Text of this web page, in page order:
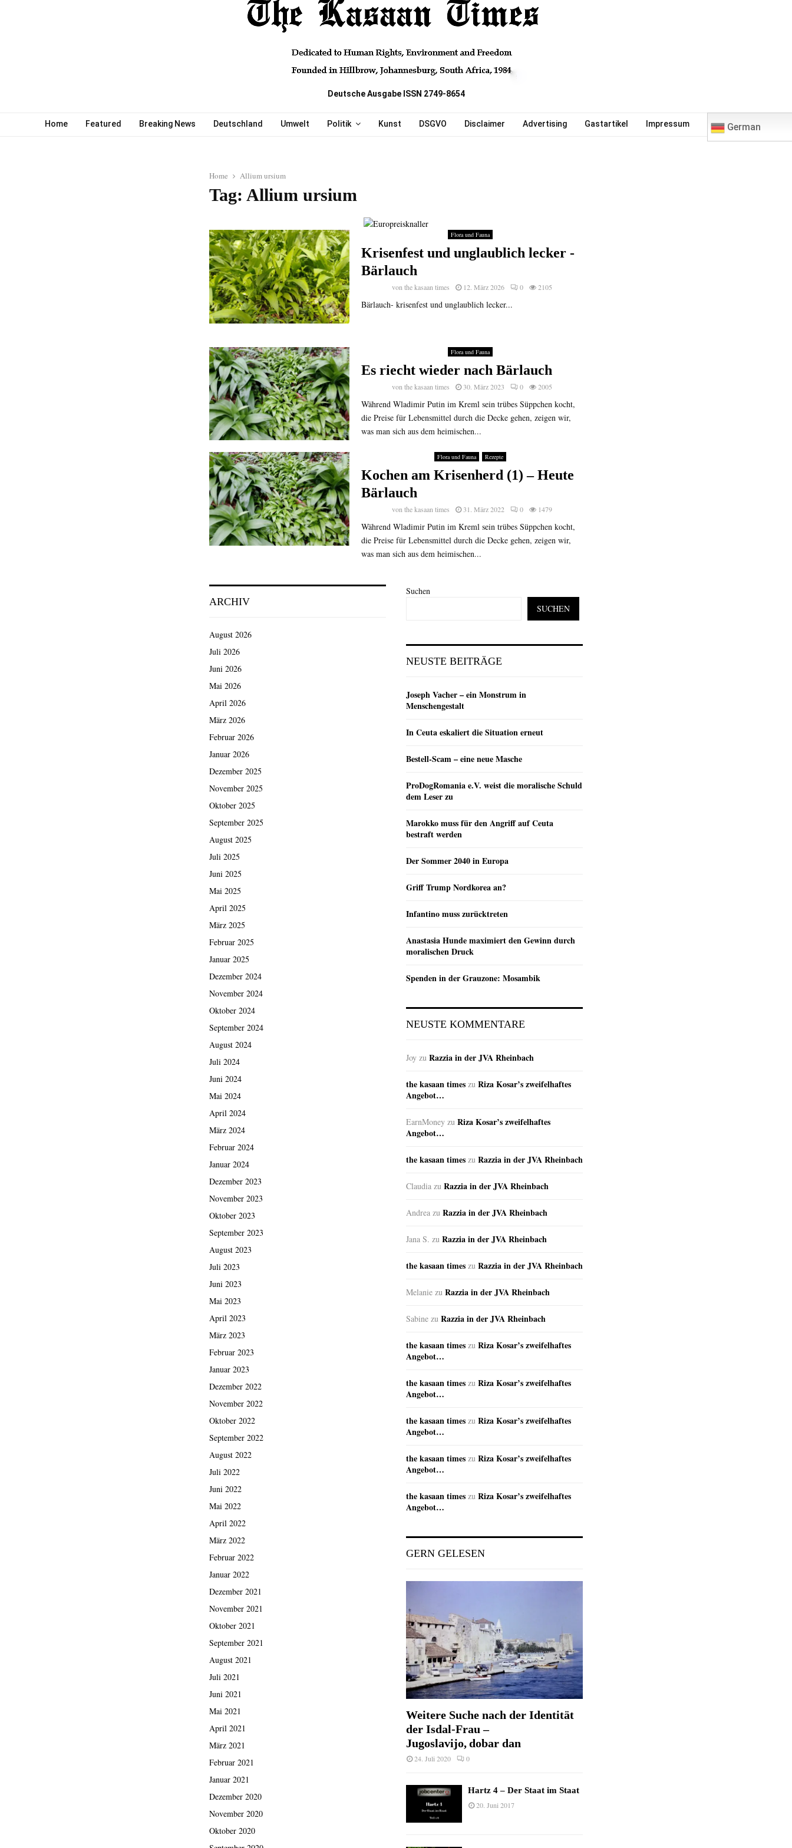
Deutsche Ausgabe ISSN 2749-8654
Home Featured Breaking News Deutschland Umwelt Politik Kunst DSGVO Disclaimer Advertising Gastartikel Impressum German
Home Allium ursium
Tag: Allium ursium
Flora und Fauna
Krisenfest und unglaublich lecker -
Bärlauch
vonthe kasaan times 12. März 2026 0 2105
Bärlauch- krisenfest und unglaublich lecker...
Flora und Fauna
Es riecht wieder nach Bärlauch
von the kasaan times 30. März 2023 0 2005
Während Wladimir Putin im Kreml sein trübes Süppchen kocht,
die Preise für Lebensmittel durch die Decke gehen, zeigen wir,
was man sich aus dem heimischen...
Flora und Fauna Rezepte
Kochen am Krisenherd (1) – Heute
Bärlauch
vonthe kasaan times 31. März 2022 0 1479
Während Wladimir Putin im Kreml sein trübes Süppchen kocht,
die Preise für Lebensmittel durch die Decke gehen, zeigen wir,
was man sich aus dem heimischen...
ARCHIV
August 2026
Juli 2026
Juni 2026
Mai 2026
April 2026
März 2026
Februar 2026
Januar 2026
Dezember 2025
November 2025
Oktober 2025
September 2025
August 2025
Juli 2025
Juni 2025
Mai 2025
April 2025
März 2025
Februar 2025
Januar 2025
Dezember 2024
November 2024
Oktober 2024
September 2024
August 2024
Juli 2024
Juni 2024
Mai 2024
April 2024
März 2024
Februar 2024
Januar 2024
Dezember 2023
November 2023
Oktober 2023
September 2023
August 2023
Juli 2023
Juni 2023
Mai 2023
April 2023
März 2023
Februar 2023
Januar 2023
Dezember 2022
November 2022
Oktober 2022
September 2022
August 2022
Juli 2022
Juni 2022
Mai 2022
April 2022
März 2022
Februar 2022
Januar 2022
Dezember 2021
November 2021
Oktober 2021
September 2021
August 2021
Juli 2021
Juni 2021
Mai 2021
April 2021
März 2021
Februar 2021
Januar 2021
Dezember 2020
November 2020
Oktober 2020
Suchen
SUCHEN
NEUSTE BEITRÄGE
Joseph Vacher – ein Monstrum in
Menschengestalt
In Ceuta eskaliert die Situation erneut
Bestell-Scam – eine neue Masche
ProDogRomania e.V. weist die moralische Schuld
dem Leser zu
Marokko muss für den Angriff auf Ceuta
bestraft werden
Der Sommer 2040 in Europa
Griff Trump Nordkorea an?
Infantino muss zurücktreten
Anastasia Hunde maximiert den Gewinn durch
moralischen Druck
Spenden in der Grauzone: Mosambik
NEUSTE KOMMENTARE
Joy zu Razzia in der JVA Rheinbach
the kasaan times zu Riza Kosar’s zweifelhaftes
Angebot…
EarnMoney zu Riza Kosar’s zweifelhaftes
Angebot…
the kasaan times zu Razzia in der JVA Rheinbach
Claudia zu Razzia in der JVA Rheinbach
Andrea zu Razzia in der JVA Rheinbach
Jana S. zu Razzia in der JVA Rheinbach
the kasaan times zu Razzia in der JVA Rheinbach
Melanie zu Razzia in der JVA Rheinbach
Sabine zu Razzia in der JVA Rheinbach
the kasaan times zu Riza Kosar’s zweifelhaftes
Angebot…
the kasaan times zu Riza Kosar’s zweifelhaftes
Angebot…
the kasaan times zu Riza Kosar’s zweifelhaftes
Angebot…
the kasaan times zu Riza Kosar’s zweifelhaftes
Angebot…
the kasaan times zu Riza Kosar’s zweifelhaftes
Angebot…
GERN GELESEN
Weitere Suche nach der Identität
der Isdal-Frau –
Jugoslavijo, dobar dan
24. Juli 2020 0
Hartz 4 – Der Staat im Staat
20. Juni 2017